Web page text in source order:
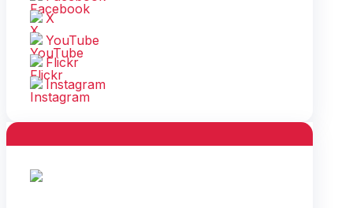
X
YouTube
Flickr
Instagram